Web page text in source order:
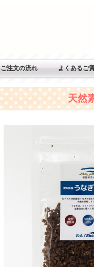
ご注文の流れ よくあるご
天然